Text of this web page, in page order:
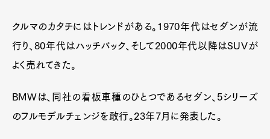
クルマのカタチにはトレンドがある。1970年代はセダンが流
行り、80年代はハッチバック、そして2000年代以降はSUVが
よく売れてきた。
BMWは、同社の看板車種のひとつであるセダン、5シリーズ
のフルモデルチェンジを敢行。23年7月に発表した。